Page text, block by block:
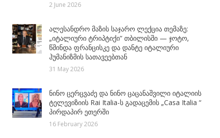
2 June 2026
ალესანდრო მაზის საჯარო ლექცია თემაზე:
„იტალიური ტრიპტიქი“ თბილისში — ჯოტო,
წმინდა ფრანცისკე და დანტე იტალიური
ჰუმანიზმის სათავეებთან
31 May 2026
ნინო ცერცვაძე და ნინო ცაცანაშვილი იტალიის
ტელევიზიის Rai Italia-ს გადაცემის „Casa Italia “
პირდაპირ ეთერში
16 February 2026